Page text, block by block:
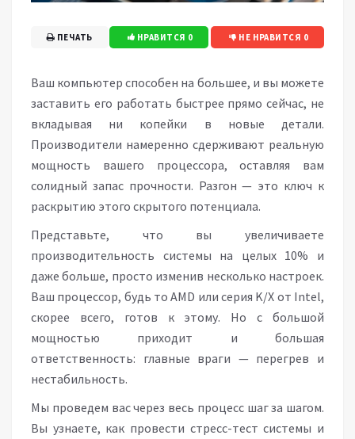
НРАВИТСЯ 0 НЕ НРАВИТСЯ 0
ПЕЧАТЬ
Ваш компьютер способен на большее, и вы можете
заставить его работать быстрее прямо сейчас, не
вкладывая ни копейки в новые детали.
Производители намеренно сдерживают реальную
мощность вашего процессора, оставляя вам
солидный запас прочности. Разгон — это ключ к
раскрытию этого скрытого потенциала.
Представьте, что вы увеличиваете
производительность системы на целых 10% и
даже больше, просто изменив несколько настроек.
Ваш процессор, будь то AMD или серия K/X от Intel,
скорее всего, готов к этому. Но с большой
мощностью приходит и большая
ответственность: главные враги — перегрев и
нестабильность.
Мы проведем вас через весь процесс шаг за шагом.
Вы узнаете, как провести стресс-тест системы и